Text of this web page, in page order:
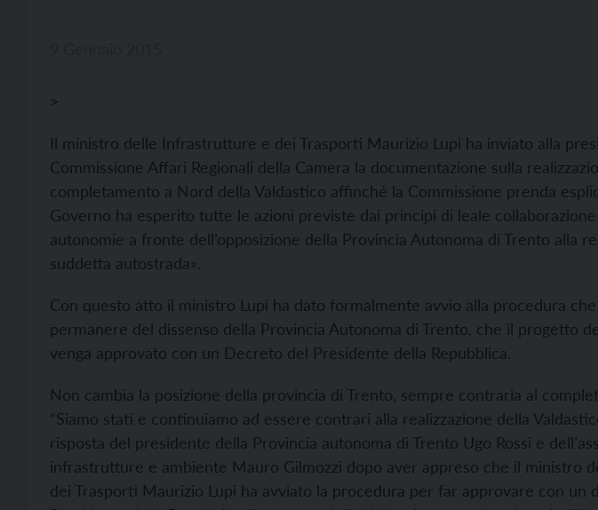
>
Il ministro delle Infrastrutture e dei Trasporti Maurizio Lupi ha inviato alla
Commissione Affari Regionali della Camera la documentazione sulla
completamento a Nord della Valdastico affinché la Commissione prenda
Governo ha esperito tutte le azioni previste dai principi di leale
autonomie a fronte dell’opposizione della Provincia Autonoma di Trento alla
suddetta autostrada».
Con questo atto il ministro Lupi ha dato formalmente avvio alla procedura
permanere del dissenso della Provincia Autonoma di Trento, che il progetto
venga approvato con un Decreto del Presidente della Repubblica.
Non cambia la posizione della provincia di Trento, sempre contraria al
“Siamo stati e continuiamo ad essere contrari alla realizzazione della
risposta del presidente della Provincia autonoma di Trento Ugo Rossi e
infrastrutture e ambiente Mauro Gilmozzi dopo aver appreso che il ministro
dei Trasporti Maurizio Lupi ha avviato la procedura per far approvare con un